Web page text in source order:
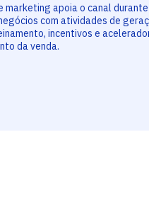
marketing apoia o canal durante
com atividades de
incentivos e
da venda.